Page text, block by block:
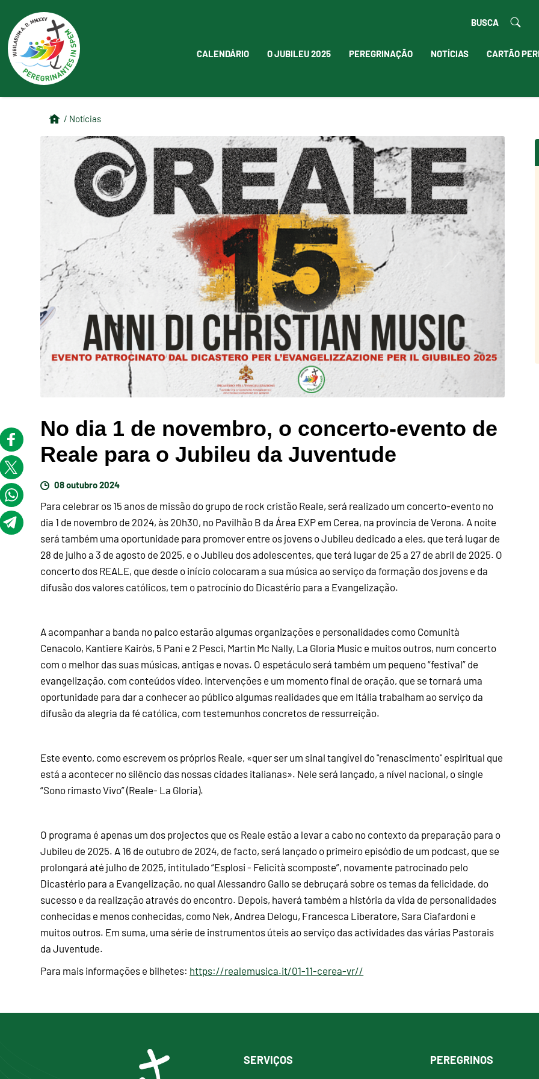
BUSCA
CALENDÁRIO O JUBILEU 2025 PEREGRINAÇÃO NOTÍCIAS CARTÃO
/ Notícias
No dia 1 de novembro, o concerto-evento de
Reale para o Jubileu da Juventude
08 outubro 2024
Para celebrar os 15 anos de missão do grupo de rock cristão Reale, será realizado um concerto-evento no
dia 1 de novembro de 2024, às 20h30, no Pavilhão B da Área EXP em Cerea, na província de Verona. A noite
será também uma oportunidade para promover entre os jovens o Jubileu dedicado a eles, que terá lugar de
28 de julho a 3 de agosto de 2025, e o Jubileu dos adolescentes, que terá lugar de 25 a 27 de abril de 2025. O
concerto dos REALE, que desde o início colocaram a sua música ao serviço da formação dos jovens e da
difusão dos valores católicos, tem o patrocínio do Dicastério para a Evangelização.
A acompanhar a banda no palco estarão algumas organizações e personalidades como Comunità
Cenacolo, Kantiere Kairòs, 5 Pani e 2 Pesci, Martin Mc Nally, La Gloria Music e muitos outros, num concerto
com o melhor das suas músicas, antigas e novas. O espetáculo será também um pequeno “festival” de
evangelização, com conteúdos vídeo, intervenções e um momento final de oração, que se tornará uma
oportunidade para dar a conhecer ao público algumas realidades que em Itália trabalham ao serviço da
difusão da alegria da fé católica, com testemunhos concretos de ressurreição.
Este evento, como escrevem os próprios Reale, «quer ser um sinal tangível do "renascimento" espiritual que
está a acontecer no silêncio das nossas cidades italianas». Nele será lançado, a nível nacional, o single
“Sono rimasto Vivo” (Reale- La Gloria).
O programa é apenas um dos projectos que os Reale estão a levar a cabo no contexto da preparação para o
Jubileu de 2025. A 16 de outubro de 2024, de facto, será lançado o primeiro episódio de um podcast, que se
prolongará até julho de 2025, intitulado “Esplosi - Felicità scomposte”, novamente patrocinado pelo
Dicastério para a Evangelização, no qual Alessandro Gallo se debruçará sobre os temas da felicidade, do
sucesso e da realização através do encontro. Depois, haverá também a história da vida de personalidades
conhecidas e menos conhecidas, como Nek, Andrea Delogu, Francesca Liberatore, Sara Ciafardoni e
muitos outros. Em suma, uma série de instrumentos úteis ao serviço das actividades das várias Pastorais
da Juventude.
Para mais informações e bilhetes: https://realemusica.it/01-11-cerea-vr//
SERVIÇOS PEREGRINOS